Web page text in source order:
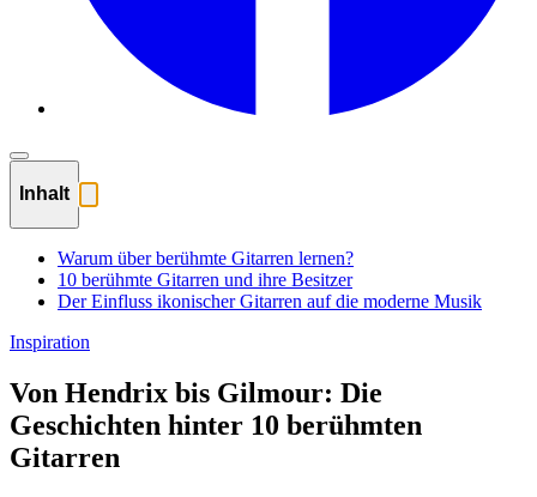
Inhalt
Warum über berühmte Gitarren lernen?
10 berühmte Gitarren und ihre Besitzer
Der Einfluss ikonischer Gitarren auf die moderne Musik
Inspiration
Von Hendrix bis Gilmour: Die
Geschichten hinter 10 berühmten
Gitarren